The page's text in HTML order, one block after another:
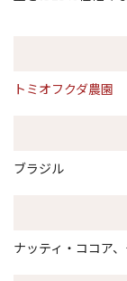
トミオフクダ農園
ブラジル
ナッティ・ココア